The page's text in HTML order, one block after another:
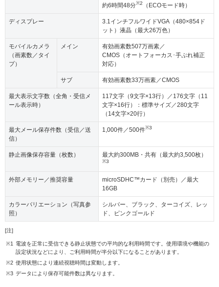
約6時間48分※2 （ECOモード時）
ディスプレー
3.1インチフルワイドVGA（480×854ド
ット）液晶（最大26万色）
モバイルカメラ
（画素数／タイ
プ）
メイン
有効画素数507万画素／
CMOS（オートフォーカス･手ぶれ補正
対応）
サブ 有効画素数33万画素／CMOS
最大表示文字数（全角・受信メ
ール表示時）
117文字（9文字×13行）／176文字（11
文字×16行）：標準サイズ／280文字
（14文字×20行）
最大メール保存件数（受信／送
信）
1,000件／500件※3
静止画像保存容量（枚数） 最大約300MB・共有（最大約3,500枚）
※3
外部メモリー／推奨容量
microSDHC™カード（別売）／最大
16GB
カラーバリエーション（写真参
照）
シルバー、ブラック、ターコイズ、レッ
ド、ピンクゴールド
[注]
※1
電波を正常に受信できる静止状態での平均的な利用時間です。使用環境や機能の
設定状況などにより、ご利用時間が半分以下になることがあります。
※2 使用状態により連続視聴時間は変動します。
※3 データにより保存可能件数は異なります。